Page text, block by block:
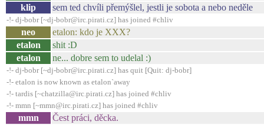
klip
sem ted chvíli přemýšlel, jestli je sobota a nebo neděle
-!- dj-bobr [~dj-bobr@irc.pirati.cz] has joined #chliv
neo
etalon: kdo je XXX?
etalon
shit :D
etalon
ne... dobre sem to udelal :)
-!- dj-bobr [~dj-bobr@irc.pirati.cz] has quit [Quit: dj-bobr]
-!- etalon is now known as etalon`away
-!- tardis [~chatzilla@irc.pirati.cz] has joined #chliv
-!- mmn [~mmn@irc.pirati.cz] has joined #chliv
mmn
Čest práci, děcka.